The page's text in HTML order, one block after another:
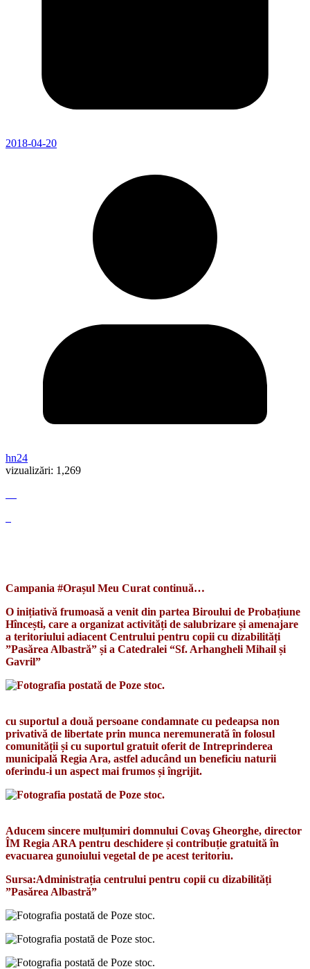
2018-04-20
hn24
vizualizări: 1,269
Campania #Orașul Meu Curat continuă…
O inițiativă frumoasă a venit din partea Biroului de Probațiune
Hîncești, care a organizat activități de salubrizare și amenajare
a teritoriului adiacent Centrului pentru copii cu dizabilități
”Pasărea Albastră” și a Catedralei “Sf. Arhangheli Mihail și
Gavril”
cu suportul a două persoane condamnate cu pedeapsa non
privativă de libertate prin munca neremunerată în folosul
comunității și cu suportul gratuit oferit de Intreprinderea
municipală Regia Ara, astfel aducând un beneficiu naturii
oferindu-i un aspect mai frumos și îngrijit.
Aducem sincere mulțumiri domnului Covaş Gheorghe, director
ÎM Regia ARA pentru deschidere și contribuție gratuită în
evacuarea gunoiului vegetal de pe acest teritoriu.
Sursa:Administrația centrului pentru copii cu dizabilități
”Pasărea Albastră”